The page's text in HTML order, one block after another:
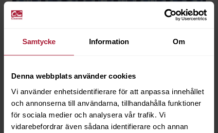
Samtycke Information Om
Denna webbplats använder cookies
Vi använder enhetsidentifierare för att anpassa innehållet
och annonserna till användarna, tillhandahålla funktioner
för sociala medier och analysera vår trafik. Vi
vidarebefordrar även sådana identifierare och annan